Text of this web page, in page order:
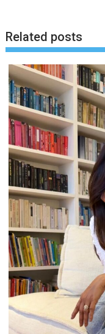
Related posts